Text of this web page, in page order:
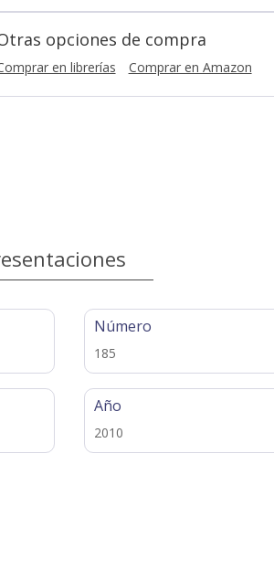
opciones de compra
en librerías Comprar en Amazon
Número
185
Año
2010